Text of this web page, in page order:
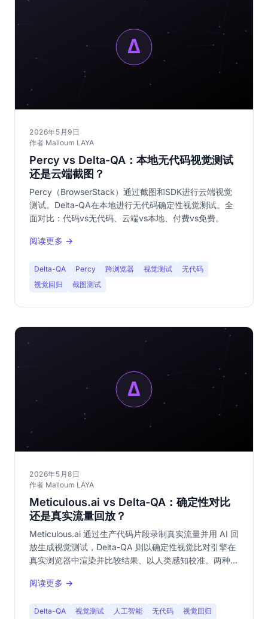
2026年5月9日
作者 Malloum LAYA
Percy vs Delta-QA：本地无代码视觉测试
还是云端截图？
Percy（BrowserStack）通过截图和SDK进行云端视觉
测试。Delta-QA在本地进行无代码确定性视觉测试。全
面对比：代码vs无代码、云端vs本地、付费vs免费。
阅读更多 →
Delta-QA Percy 跨浏览器 视觉测试
无代码
视觉回归
截图测试
2026年5月8日
作者 Malloum LAYA
Meticulous.ai vs Delta-QA：确定性对比
还是真实流量回放？
Meticulous.ai 通过生产代码片段录制真实流量并用 AI 回
放生成视觉测试，Delta-QA 则以确定性视觉比对引擎在
真实浏览器中渲染并比较结果、以人类感知校准。两种截
对比。
阅读更多 →
Delta-QA 视觉测试 人工智能 无代码 视觉回归